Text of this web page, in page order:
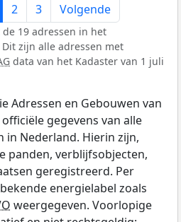
2 3 Volgende
19 adressen in het
zijn alle adressen met
data van het Kadaster van 1 juli
Adressen en Gebouwen van
gegevens van alle
in Nederland. Hierin zijn,
panden, verblijfsobjecten,
geregistreerd. Per
energielabel zoals
weergegeven. Voorlopige